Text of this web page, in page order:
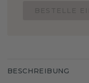
BESCHREIBUNG